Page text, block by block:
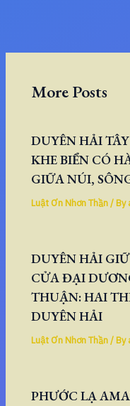
More Posts
DUYÊN HẢI
KHE BIỂN CÓ
GIỮA NÚI,
Luật Ơn Nhơn Thần/ By
DUYÊN HẢI
CỬA ĐẠI
THUẬN: HAI
DUYÊN HẢI
Luật Ơn Nhơn Thần/ By
PHƯỚC LẠ